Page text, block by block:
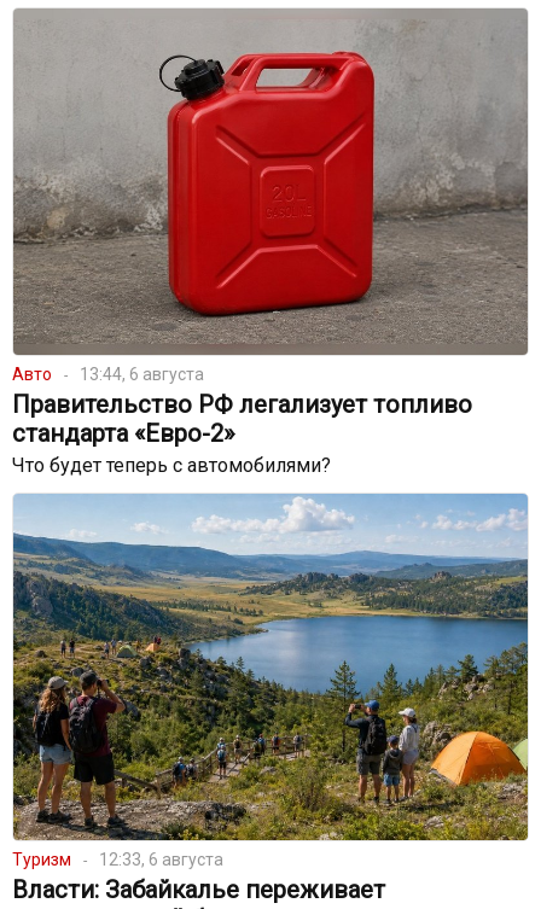
Авто 13:44, 6 августа
Правительство РФ легализует топливо
стандарта «Евро-2»
Что будет теперь с автомобилями?
Туризм 12:33, 6 августа
Власти: Забайкалье переживает